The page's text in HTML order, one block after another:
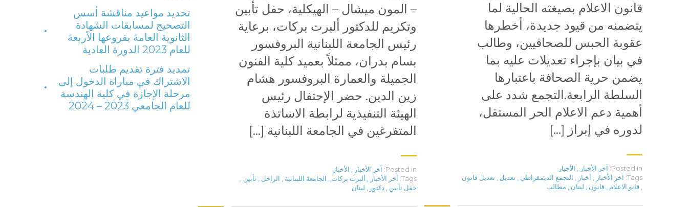
قانون الاعلام بصيغته الحالية لما
يتضمنه من قيود جديدة، أخطرها
عقوبة الحبس للصحافيين، وطالب
في بيان بإجراء تعديلات عليه بما
يضمن حرية الصحافة باعتبارها
السلطة الرابعة.التجمع شدد على
أهمية دعم الاعلام الحر المستقل،
لدوره في إبراز […]
Posted in: آخر الأخبار
الأخبار
Tags: آخر الأخبار أخبار التجمع الديمقراطي تعديل
تعديل قانون
قانو الاعلام قانون لبنان مطالب
– المون ميشال – الهيكلية، حفل تأبين
وتكريم للدكتور ألبرت بركات، برعاية
رئيس الجامعة اللبنانية البروفسور
بسام بدران، ممثلاً بعميد كلية الفنون
الجميلة والعمارة البروفسور هشام
زين الدين. حضر الإحتفال رئيس
الهيئة التنفيذية لرابطة الاساتذة
المتفرغين في الجامعة اللبنانية […]
Posted in: آخر الأخبار
الأخبار
Tags: آخر الأخبار ألبرت بركات الجامعة اللبنانية الراحل تأبين
حفل تأبين
دكتور لبنان
تحديد مواعيد مناقشة أسس
التصحيح لمسابقات الشهادة
الثانوية العامة بفروعها الأربعة
للعام 2023 الدورة العادية
تمديد فترة تقديم طلبات
الاشتراك في مباراة الدخول إلى
مرحلة الإجازة في كلية الهندسة
للعام الجامعي 2023 – 2024